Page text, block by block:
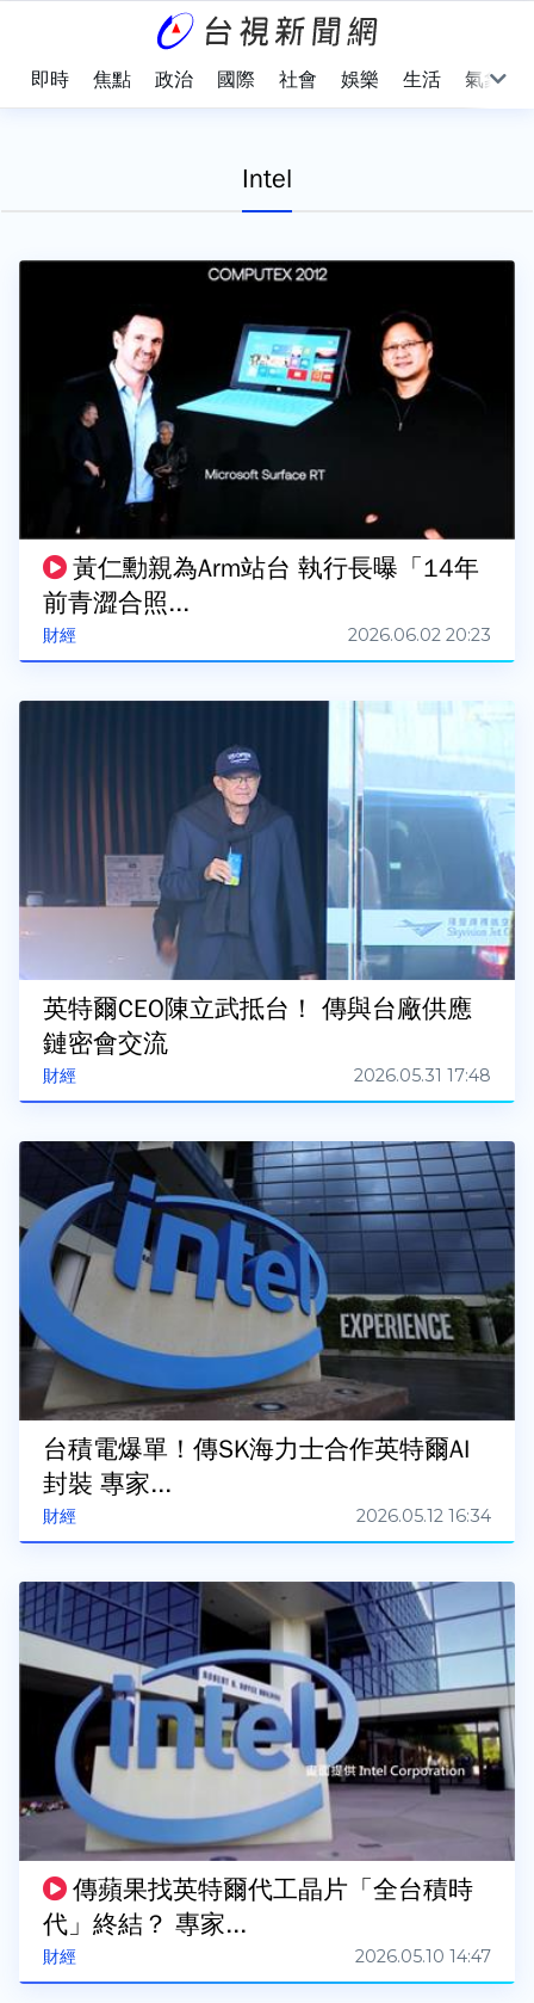
即時 焦點 政治 國際 社會 娛樂 生活 氣象
Intel
財經
黃仁勳親為Arm站台 執行長曝「14年
前青澀合照...
2026.06.02 20:23
財經
英特爾CEO陳立武抵台！ 傳與台廠供應
鏈密會交流
2026.05.31 17:48
財經
台積電爆單！傳SK海力士合作英特爾AI
封裝 專家...
2026.05.12 16:34
財經
傳蘋果找英特爾代工晶片「全台積時
代」終結？ 專家...
2026.05.10 14:47